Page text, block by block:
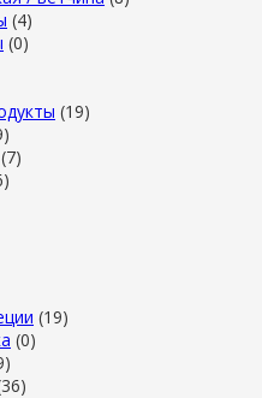
(4)
(0)
(19)
(7)
(19)
(0)